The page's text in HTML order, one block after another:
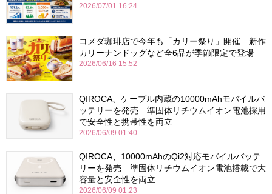
2026/07/01 16:24
コメダ珈琲店で今年も「カリー祭り」開催 新作
カリーナンドッグなど全6品が季節限定で登場
2026/06/16 15:52
QIROCA、ケーブル内蔵の10000mAhモバイルバ
ッテリーを発売 準固体リチウムイオン電池採用
で安全性と携帯性を両立
2026/06/09 01:40
QIROCA、10000mAhのQi2対応モバイルバッテ
リーを発売 準固体リチウムイオン電池搭載で大
容量と安全性を両立
2026/06/09 01:23